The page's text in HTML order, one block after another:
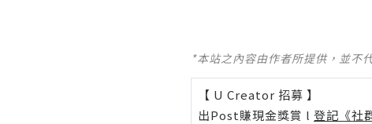
*本站之內容由作者所提供，並不
【 U Creator 招募 】
出Post賺現金獎賞 l 登記《社